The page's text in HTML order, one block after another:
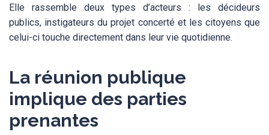
Elle rassemble deux types d’acteurs : les décideurs
publics, instigateurs du projet concerté et les citoyens que
celui-ci touche directement dans leur vie quotidienne.
La réunion publique
implique des parties
prenantes